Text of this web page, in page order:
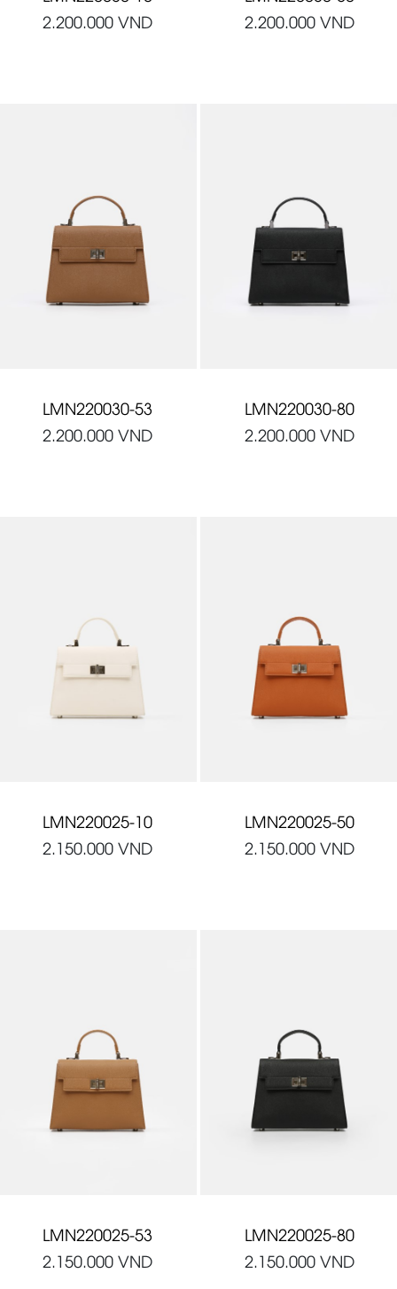
2.200.000 VND
2.200.000 VND
LMN220030-53
2.200.000 VND
LMN220030-80
2.200.000 VND
LMN220025-10
2.150.000 VND
LMN220025-50
2.150.000 VND
LMN220025-53
2.150.000 VND
LMN220025-80
2.150.000 VND